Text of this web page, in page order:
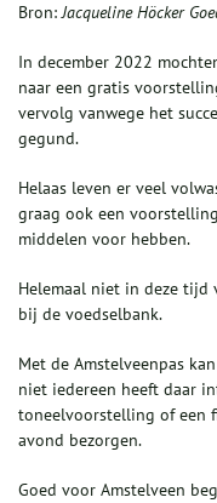
Bron:Jacqueline Höcker
In december 2022
naar een gratis
vervolg vanwege het
gegund.
Helaas leven er veel
graag ook een
middelen voor hebben.
Helemaal niet in deze tijd
bij de voedselbank.
Met de Amstelveenpas
niet iedereen heeft daar
toneelvoorstelling of een
avond bezorgen.
Goed voor Amstelveen